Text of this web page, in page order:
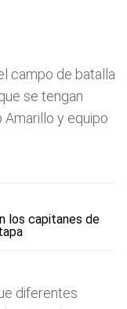
campo de batalla
se tengan
y equipo
los capitanes de
diferentes